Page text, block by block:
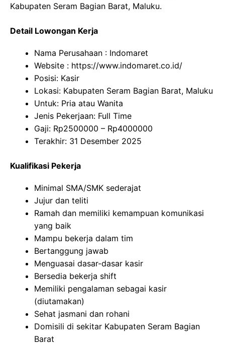
Kabupaten Seram Bagian Barat, Maluku.
Detail Lowongan Kerja
Nama Perusahaan : Indomaret
Website : https://www.indomaret.co.id/
Posisi: Kasir
Lokasi: Kabupaten Seram Bagian Barat, Maluku
Untuk: Pria atau Wanita
Jenis Pekerjaan: Full Time
Gaji: Rp2500000 – Rp4000000
Terakhir: 31 Desember 2025
Kualifikasi Pekerja
Minimal SMA/SMK sederajat
Jujur dan teliti
Ramah dan memiliki kemampuan komunikasi
yang baik
Mampu bekerja dalam tim
Bertanggung jawab
Menguasai dasar-dasar kasir
Bersedia bekerja shift
Memiliki pengalaman sebagai kasir
(diutamakan)
Sehat jasmani dan rohani
Domisili di sekitar Kabupaten Seram Bagian
Barat